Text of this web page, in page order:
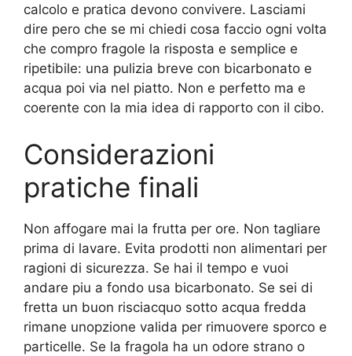
calcolo e pratica devono convivere. Lasciami
dire pero che se mi chiedi cosa faccio ogni volta
che compro fragole la risposta e semplice e
ripetibile: una pulizia breve con bicarbonato e
acqua poi via nel piatto. Non e perfetto ma e
coerente con la mia idea di rapporto con il cibo.
Considerazioni
pratiche finali
Non affogare mai la frutta per ore. Non tagliare
prima di lavare. Evita prodotti non alimentari per
ragioni di sicurezza. Se hai il tempo e vuoi
andare piu a fondo usa bicarbonato. Se sei di
fretta un buon risciacquo sotto acqua fredda
rimane unopzione valida per rimuovere sporco e
particelle. Se la fragola ha un odore strano o